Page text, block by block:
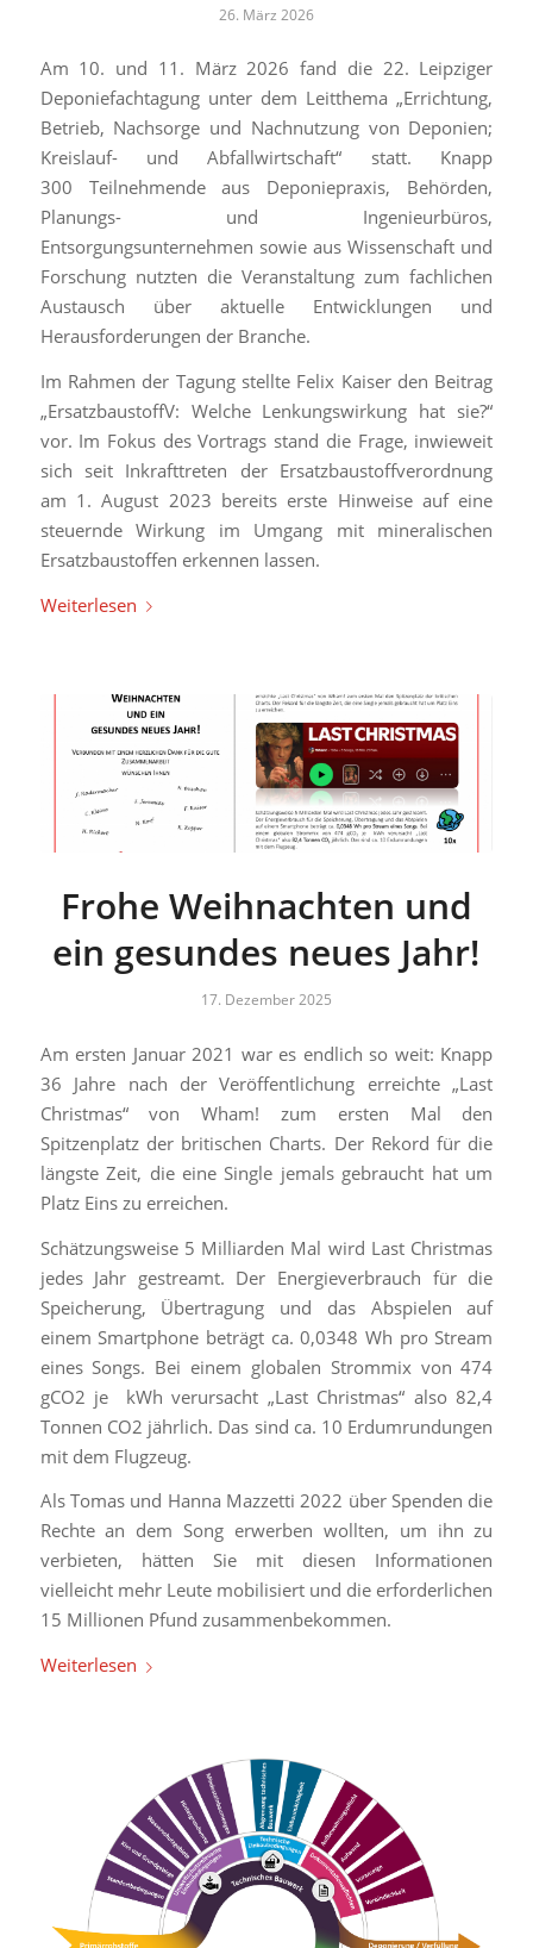
26. März 2026
Am 10. und 11. März 2026 fand die 22. Leipziger
Deponiefachtagung unter dem Leitthema „Errichtung,
Betrieb, Nachsorge und Nachnutzung von Deponien;
Kreislauf- und Abfallwirtschaft“ statt. Knapp
300 Teilnehmende aus Deponiepraxis, Behörden,
Planungs- und Ingenieurbüros,
Entsorgungsunternehmen sowie aus Wissenschaft und
Forschung nutzten die Veranstaltung zum fachlichen
Austausch über aktuelle Entwicklungen und
Herausforderungen der Branche.
Im Rahmen der Tagung stellte Felix Kaiser den Beitrag
„ErsatzbaustoffV: Welche Lenkungswirkung hat sie?“
vor. Im Fokus des Vortrags stand die Frage, inwieweit
sich seit Inkrafttreten der Ersatzbaustoffverordnung
am 1. August 2023 bereits erste Hinweise auf eine
steuernde Wirkung im Umgang mit mineralischen
Ersatzbaustoffen erkennen lassen.
Weiterlesen
Frohe Weihnachten und
ein gesundes neues Jahr!
17. Dezember 2025
Am ersten Januar 2021 war es endlich so weit: Knapp
36 Jahre nach der Veröffentlichung erreichte „Last
Christmas“ von Wham! zum ersten Mal den
Spitzenplatz der britischen Charts. Der Rekord für die
längste Zeit, die eine Single jemals gebraucht hat um
Platz Eins zu erreichen.
Schätzungsweise 5 Milliarden Mal wird Last Christmas
jedes Jahr gestreamt. Der Energieverbrauch für die
Speicherung, Übertragung und das Abspielen auf
einem Smartphone beträgt ca. 0,0348 Wh pro Stream
eines Songs. Bei einem globalen Strommix von 474
gCO2 je kWh verursacht „Last Christmas“ also 82,4
Tonnen CO2 jährlich. Das sind ca. 10 Erdumrundungen
mit dem Flugzeug.
Als Tomas und Hanna Mazzetti 2022 über Spenden die
Rechte an dem Song erwerben wollten, um ihn zu
verbieten, hätten Sie mit diesen Informationen
vielleicht mehr Leute mobilisiert und die erforderlichen
15 Millionen Pfund zusammenbekommen.
Weiterlesen